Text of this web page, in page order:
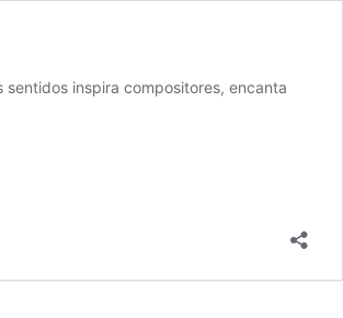
inspira compositores, encanta